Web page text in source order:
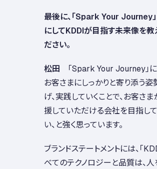
――最後に、「Spark Your Journey
にしてKDDIが目指す未来像を教
ださい。
松田 「Spark Your Journey」に
お客さまにしっかりと寄り添う姿
げ、実践していくことで、お客さ
援していただける会社を目指し
い、と強く思っています。
ブランドステートメントには、「
べてのテクノロジーと品質は、